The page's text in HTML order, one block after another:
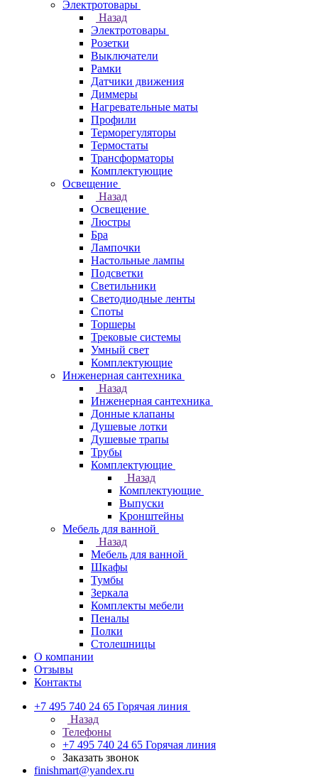
Электротовары
Назад
Электротовары
Розетки
Выключатели
Рамки
Датчики движения
Диммеры
Нагревательные маты
Профили
Терморегуляторы
Термостаты
Трансформаторы
Комплектующие
Освещение
Назад
Освещение
Люстры
Бра
Лампочки
Настольные лампы
Подсветки
Светильники
Светодиодные ленты
Споты
Торшеры
Трековые системы
Умный свет
Комплектующие
Инженерная сантехника
Назад
Инженерная сантехника
Донные клапаны
Душевые лотки
Душевые трапы
Трубы
Комплектующие
Назад
Комплектующие
Выпуски
Кронштейны
Мебель для ванной
Назад
Мебель для ванной
Шкафы
Тумбы
Зеркала
Комплекты мебели
Пеналы
Полки
Столешницы
О компании
Отзывы
Контакты
+7 495 740 24 65 Горячая линия
Назад
Телефоны
+7 495 740 24 65 Горячая линия
Заказать звонок
finishmart@yandex.ru